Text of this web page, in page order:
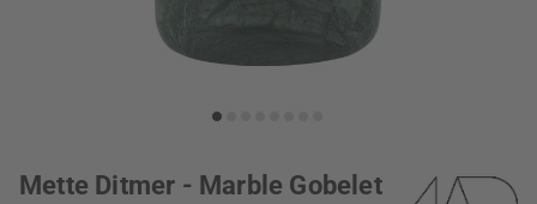
Mette Ditmer - Marble Gobelet